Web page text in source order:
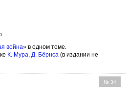
война» в одном томе.
К. Мура Д. Бёрнсa (в издании не
№ 34